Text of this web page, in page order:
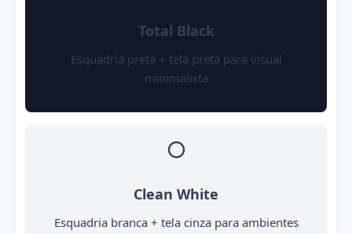
Total Black
Esquadria preta + tela preta para visual
minimalista
⚪
Clean White
Esquadria branca + tela cinza para ambientes